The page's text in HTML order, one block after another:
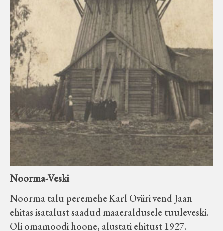
Noorma-Veski
Noorma talu peremehe Karl Oviiri vend Jaan
ehitas isatalust saadud maaeraldusele tuuleveski.
Oli omamoodi hoone, alustati ehitust 1927.